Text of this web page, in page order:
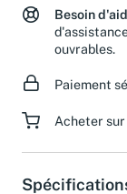
Besoin
ouvrables.
Paiement
Acheter sur